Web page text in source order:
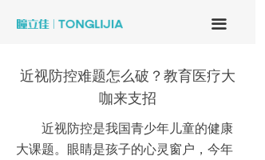
끀
近视防控难题怎么破？教育医疗大
咖来支招
近视防控是我国青少年儿童的健康
大课题。眼睛是孩子的心灵窗户，今年